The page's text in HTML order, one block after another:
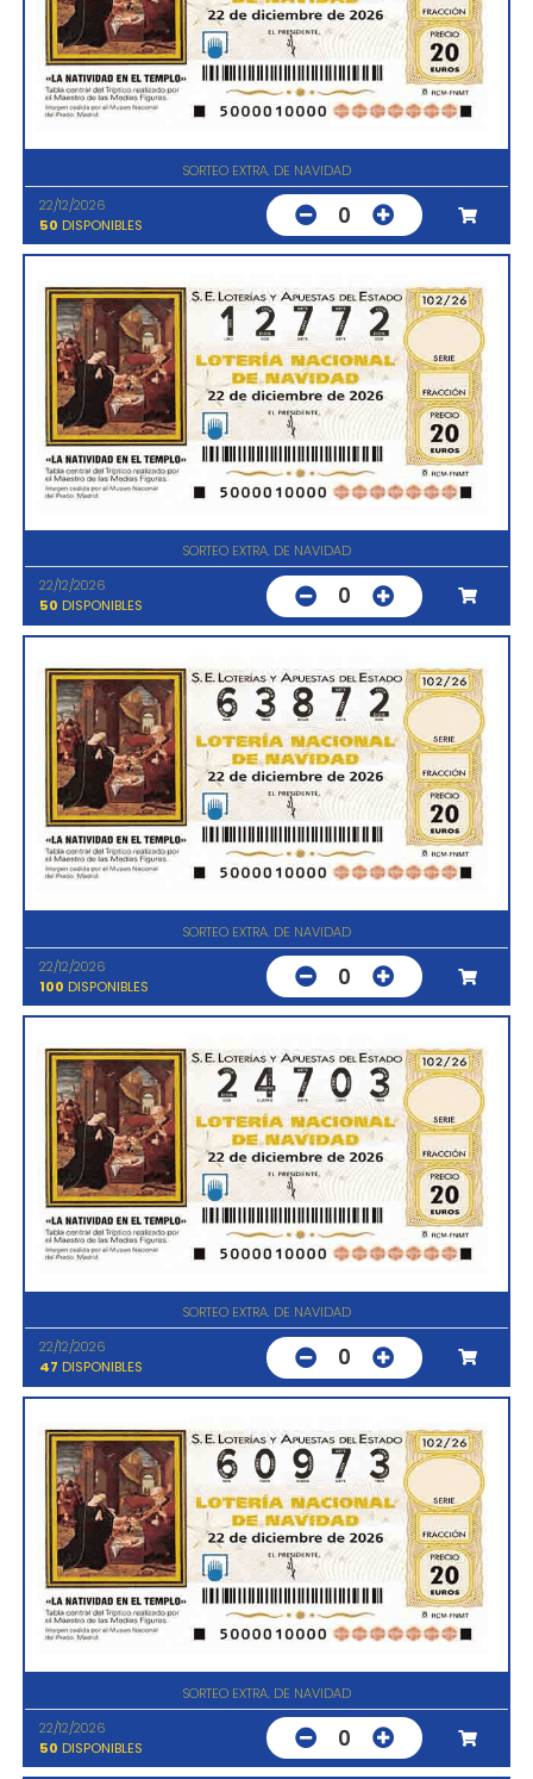
SORTEO EXTRA. DE NAVIDAD
22/12/2026
50 DISPONIBLES 0
SORTEO EXTRA. DE NAVIDAD
22/12/2026
50 DISPONIBLES 0
SORTEO EXTRA. DE NAVIDAD
22/12/2026
100 DISPONIBLES 0
SORTEO EXTRA. DE NAVIDAD
22/12/2026
47 DISPONIBLES 0
SORTEO EXTRA. DE NAVIDAD
22/12/2026
50 DISPONIBLES 0